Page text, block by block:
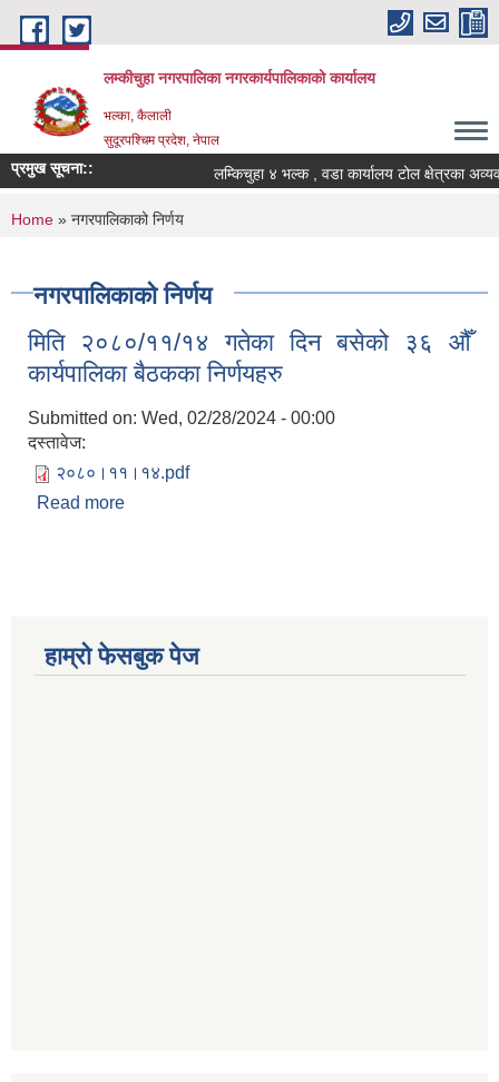
Skip to main content
लम्कीचुहा नगरपालिका नगरकार्यपालिकाको कार्यालय
भल्का, कैलाली
सुदूरपश्चिम प्रदेश, नेपाल
प्रमुख सूचना::
You are here
Home » नगरपालिकाको निर्णय
नगरपालिकाको निर्णय
मिति २०८०/११/१४ गतेका दिन बसेको ३६ औँ
कार्यपालिका बैठकका निर्णयहरु
Submitted on: Wed, 02/28/2024 - 00:00
दस्तावेज:
२०८०।११।१४.pdf
Read more
हाम्रो फेसबुक पेज